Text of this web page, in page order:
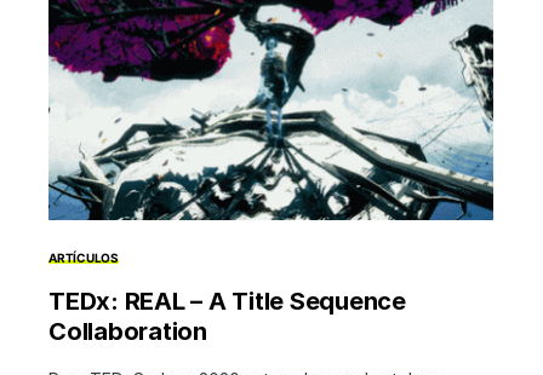
ARTÍCULOS
TEDx: REAL – A Title Sequence
Collaboration